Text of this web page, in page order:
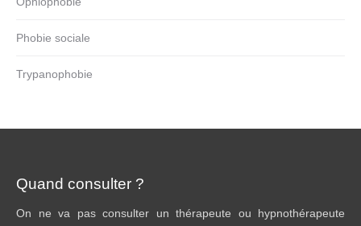
Phobie sociale
Trypanophobie
Quand consulter ?
On ne va pas consulter un thérapeute ou hypnothérapeute